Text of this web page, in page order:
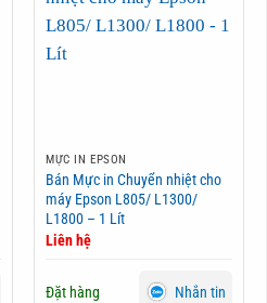
MỰC IN EPSON
Bán Mực in Chuyển nhiệt cho
máy Epson L805/ L1300/
L1800 – 1 Lít
Liên hệ
Đặt hàng Nhắn tin